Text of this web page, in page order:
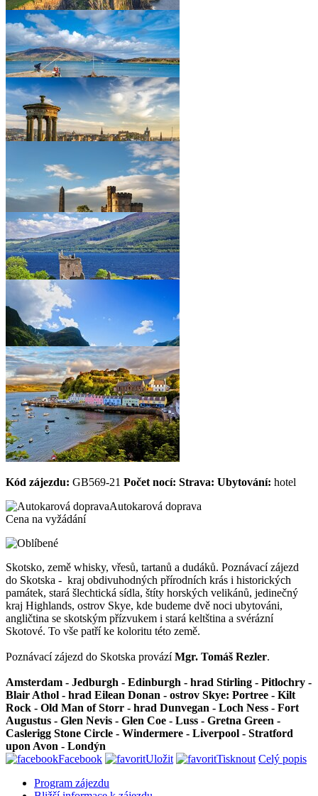
Kód zájezdu: GB569-21 Počet nocí: Strava: Ubytování: hotel
Autokarová doprava
Cena na vyžádání
Skotsko, země whisky, vřesů, tartanů a dudáků. Poznávací zájezd
do Skotska - kraj obdivuhodných přírodních krás i historických
památek, stará šlechtická sídla, štíty horských velikánů, jedinečný
kraj Highlands, ostrov Skye, kde budeme dvě noci ubytováni,
angličtina se skotským přízvukem i stará keltština a svérázní
Skotové. To vše patří ke koloritu této země.
Poznávací zájezd do Skotska provázíMgr. Tomáš Rezler.
Amsterdam - Jedburgh - Edinburgh - hrad Stirling - Pitlochry -
Blair Athol - hrad Eilean Donan - ostrov Skye: Portree - Kilt
Rock - Old Man of Storr - hrad Dunvegan - Loch Ness - Fort
Augustus - Glen Nevis - Glen Coe - Luss - Gretna Green -
Caslerigg Stone Circle - Windermere - Liverpool - Stratford
upon Avon - Londýn
Facebook
Uložit Tisknout Celý popis
Program zájezdu